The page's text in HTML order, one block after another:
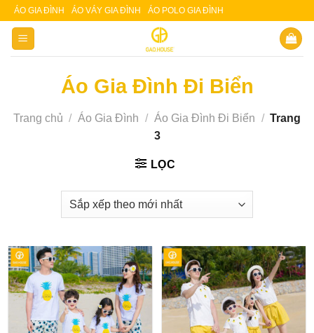
Skip
content
ÁO GIA ĐÌNH ÁO VÁY GIA ĐÌNH ÁO POLO GIA ĐÌNH
Áo Gia Đình Đi Biển
Trang chủ / Áo Gia Đình / Áo Gia Đình Đi Biển / Trang
3
LỌC